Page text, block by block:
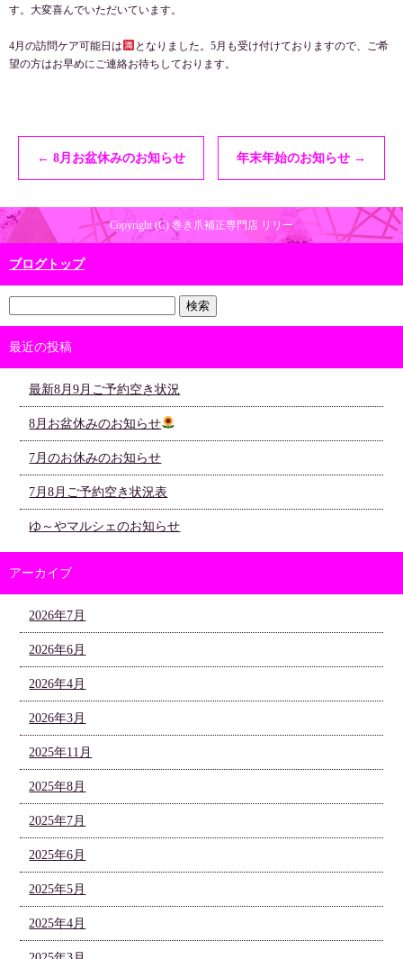
す。大変喜んでいただいています。
4月の訪問ケア可能日は
となりました。5月も受け付けておりますので、ご希
望の方はお早めにご連絡お待ちしております。
← 8月お盆休みのお知らせ 年末年始のお知らせ →
Copyright (C) 巻き爪補正専門店 リリー
ブログトップ
最近の投稿
最新8月9月ご予約空き状況
8月お盆休みのお知らせ
7月のお休みのお知らせ
7月8月ご予約空き状況表
ゆ～やマルシェのお知らせ
アーカイブ
2026年7月
2026年6月
2026年4月
2026年3月
2025年11月
2025年8月
2025年7月
2025年6月
2025年5月
2025年4月